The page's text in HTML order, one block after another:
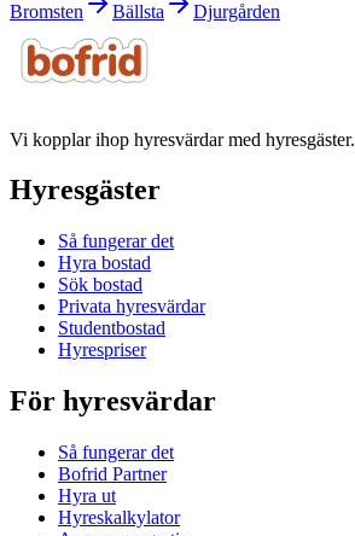
Bromsten
Bällsta Djurgården
Vi kopplar ihop hyresvärdar med hyresgäster.
Hyresgäster
Så fungerar det
Hyra bostad
Sök bostad
Privata hyresvärdar
Studentbostad
Hyrespriser
För hyresvärdar
Så fungerar det
Bofrid Partner
Hyra ut
Hyreskalkylator